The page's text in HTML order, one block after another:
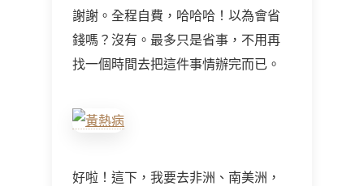
謝謝。全程自費，哈哈哈！以為會省
錢嗎？沒有。最多只是省事，不用再
找一個時間去把這件事情辦完而已。
好啦！這下，我要去非洲、南美洲，